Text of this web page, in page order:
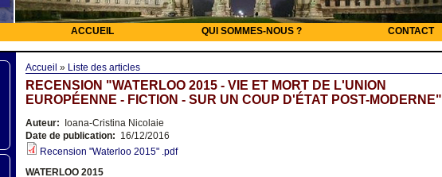
ACCUEIL QUI SOMMES-NOUS ? CONTACT
Accueil » Liste des articles
RECENSION "WATERLOO 2015 - VIE ET MORT DE L'UNION
EUROPÉENNE - FICTION - SUR UN COUP D'ÉTAT POST-MODERNE"
Auteur: Ioana-Cristina Nicolaie
Date de publication: 16/12/2016
Recension "Waterloo 2015" .pdf
WATERLOO 2015